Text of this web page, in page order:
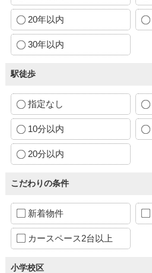
20年以内
30年以内
駅徒歩
指定なし
10分以内
20分以内
こだわりの条件
新着物件
カースペース2台以上
小学校区